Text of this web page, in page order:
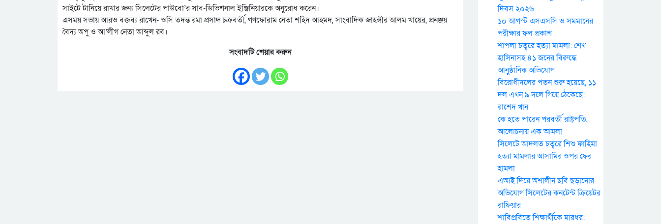
সাইটে টানিয়ে রাখার জন্য সিলেটের পাউবো’র সাব-ডিভিশনাল ইঞ্জিনিয়ারকে অনুরোধ করেন।
এসময় সভায় আরও বক্তব্য রাখেন- ওসি তদন্ত রমা প্রসাদ চক্রবর্তী, গণফোরাম নেতা শহিদ আহমদ, সাংবাদিক জাহঙ্গীর আলম খায়ের, প্রনঞ্জয়
বৈদ্য অপু ও আ’লীগ নেতা আব্দুল রব।
সংবাদটি শেয়ার করুন
দিবস ২০২৬
১০ আগস্ট এসএসসি ও সমমানের
পরীক্ষার ফল প্রকাশ
শাপলা চত্বরে হত্যা মামলা: শেখ
হাসিনাসহ ৪১ জনের বিরুদ্ধে
আনুষ্ঠানিক অভিযোগ
বিরোধীদলের পতন শুরু হয়েছে, ১১
দল এখন ৯ দলে গিয়ে ঠেকেছে:
রাশেদ খান
কে হতে পারেন পরবর্তী রাষ্ট্রপতি,
আলোচনায় এক আমলা
সিলেটে আদলত চত্বরে শিশু ফাহিমা
হত্যা মামলার আসামির ওপর ফের
হামলা
এআই দিয়ে অশালীন ছবি ছড়ানোর
অভিযোগ সিলেটের কনটেন্ট ক্রিয়েটর
রাফিয়ার
শাবিপ্রবিতে শিক্ষার্থীকে মারধর: